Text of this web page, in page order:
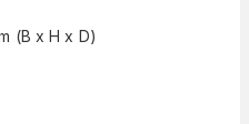
(B x H x D)